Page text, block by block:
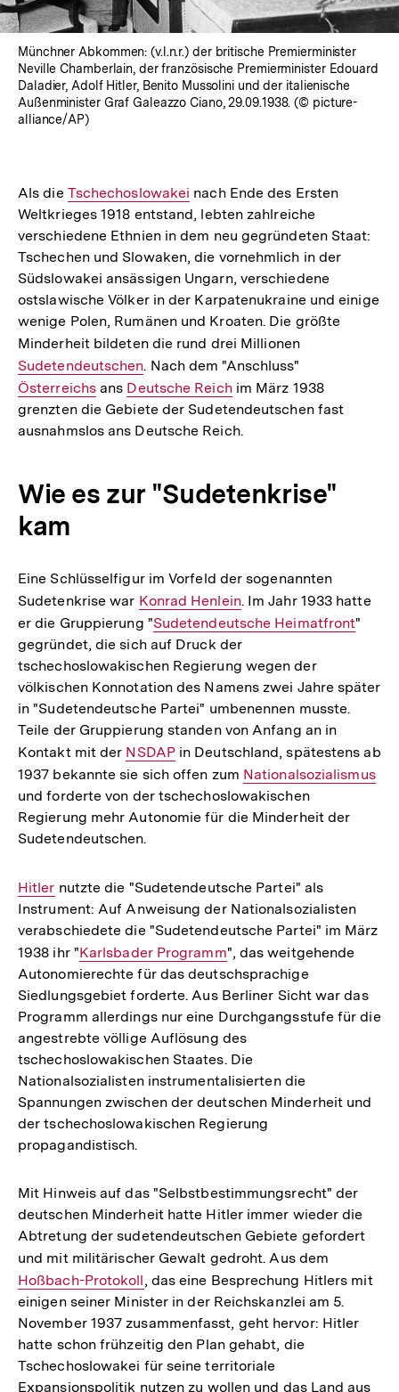
Münchner Abkommen: (v.l.n.r.) der britische Premierminister
Neville Chamberlain, der französische Premierminister Edouard
Daladier, Adolf Hitler, Benito Mussolini und der italienische
Außenminister Graf Galeazzo Ciano, 29.09.1938. (© picture-
alliance/AP)
Als die Interner
Link:
Tschechoslowakei nach Ende des Ersten
Weltkrieges 1918 entstand, lebten zahlreiche
verschiedene Ethnien in dem neu gegründeten Staat:
Tschechen und Slowaken, die vornehmlich in der
Südslowakei ansässigen Ungarn, verschiedene
ostslawische Völker in der Karpatenukraine und einige
wenige Polen, Rumänen und Kroaten. Die größte
Minderheit bildeten die rund drei MillionenInterner
Sudetendeutschen. Nach dem "Anschluss"
Link:
Österreichs ans Interner
Link:
Deutsche Reichim März 1938
grenzten die Gebiete der Sudetendeutschen fast
ausnahmslos ans Deutsche Reich.
Wie es zur "Sudetenkrise"
kam
Eine Schlüsselfigur im Vorfeld der sogenannten
Sudetenkrise war Interner
Link:
Konrad Henlein. Im Jahr 1933 hatte
er die Gruppierung "Interner
Link:
Sudetendeutsche Heimatfront"
gegründet, die sich auf Druck der
tschechoslowakischen Regierung wegen der
völkischen Konnotation des Namens zwei Jahre später
in "Sudetendeutsche Partei" umbenennen musste.
Teile der Gruppierung standen von Anfang an in
Kontakt mit der Interner
Link:
NSDAPin Deutschland, spätestens ab
1937 bekannte sie sich offen zum Interner
Link:
Nationalsozialismus
und forderte von der tschechoslowakischen
Regierung mehr Autonomie für die Minderheit der
Sudetendeutschen.
Interner
Link:
Hitler nutzte die "Sudetendeutsche Partei" als
Instrument: Auf Anweisung der Nationalsozialisten
verabschiedete die "Sudetendeutsche Partei" im März
1938 ihr "Interner
Link:
Karlsbader Programm", das weitgehende
Autonomierechte für das deutschsprachige
Siedlungsgebiet forderte. Aus Berliner Sicht war das
Programm allerdings nur eine Durchgangsstufe für die
angestrebte völlige Auflösung des
tschechoslowakischen Staates. Die
Nationalsozialisten instrumentalisierten die
Spannungen zwischen der deutschen Minderheit und
der tschechoslowakischen Regierung
propagandistisch.
Mit Hinweis auf das "Selbstbestimmungsrecht" der
deutschen Minderheit hatte Hitler immer wieder die
Abtretung der sudetendeutschen Gebiete gefordert
und mit militärischer Gewalt gedroht. Aus dem
Link:
Hoßbach-Protokoll, das eine Besprechung Hitlers mit
einigen seiner Minister in der Reichskanzlei am 5.
November 1937 zusammenfasst, geht hervor: Hitler
hatte schon frühzeitig den Plan gehabt, die
Tschechoslowakei für seine territoriale
Expansionspolitik nutzen zu wollen und das Land aus